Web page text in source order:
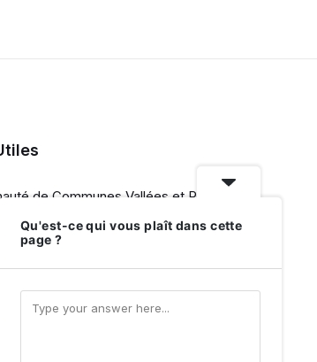
de Communes Vallées et Plateau
Développement Touristique
le Département
des Ardennes
en Ardennes
Qu'est-ce qui vous plaît dans cette
page ?